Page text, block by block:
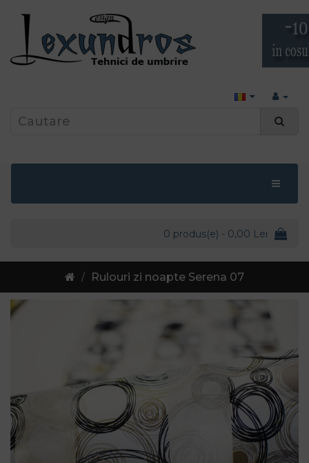
0 produs(e) - 0,00 Lei
Rulouri zi noapte Serena 07